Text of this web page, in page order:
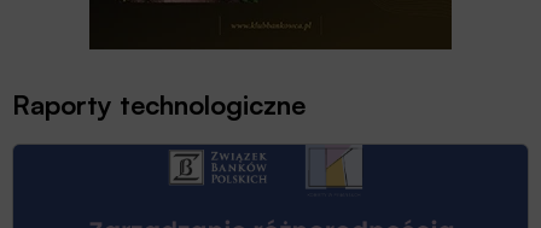
Raporty technologiczne